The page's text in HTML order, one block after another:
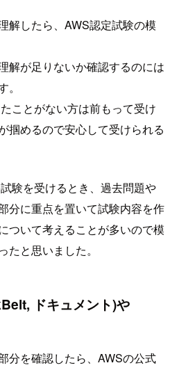
解したら、AWS認定試験の模
解が足りないか確認するのには
ことがない方は前もって受け
掴めるので安心して受けられる
験を受けるとき、過去問題や
分に重点を置いて試験内容を作
ついて考えることが多いので模
と思いました。
ドキュメント)や
分を確認したら、AWSの公式